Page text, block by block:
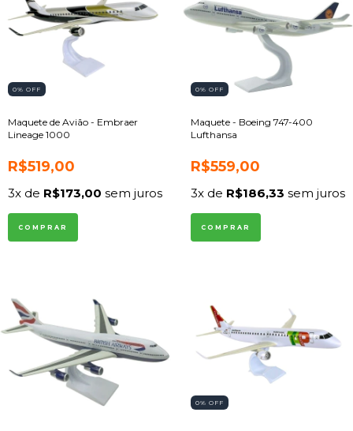
0% OFF
Maquete de Avião - Embraer
Lineage 1000
R$519,00
3x de R$173,00 sem juros
0% OFF
Maquete - Boeing 747-400
Lufthansa
R$559,00
3x de R$186,33 sem juros
0% OFF